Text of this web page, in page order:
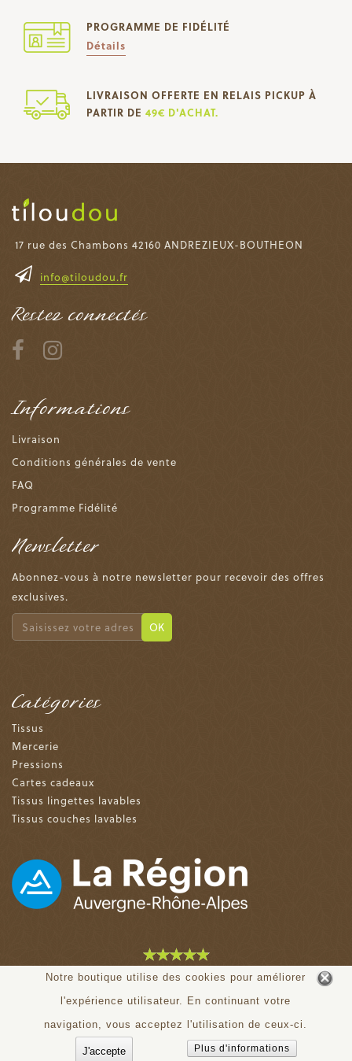
Notre boutique utilise des cookies pour améliorer
l'expérience utilisateur. En continuant votre
navigation, vous acceptez l'utilisation de ceux-ci.
Plus d'informations
PROGRAMME DE FIDÉLITÉ
Détails
LIVRAISON OFFERTE EN RELAIS PICKUP À
PARTIR DE 49€ D'ACHAT.
17 rue des Chambons 42160 ANDREZIEUX-BOUTHEON
info@tiloudou.fr
Restez connectés
Informations
Livraison
Conditions générales de vente
FAQ
Programme Fidélité
Newsletter
Abonnez-vous à notre newsletter pour recevoir des offres
exclusives.
OK
Catégories
Tissus
Mercerie
Pressions
Cartes cadeaux
Tissus lingettes lavables
Tissus couches lavables
4.9 sur 5 (153 avis)